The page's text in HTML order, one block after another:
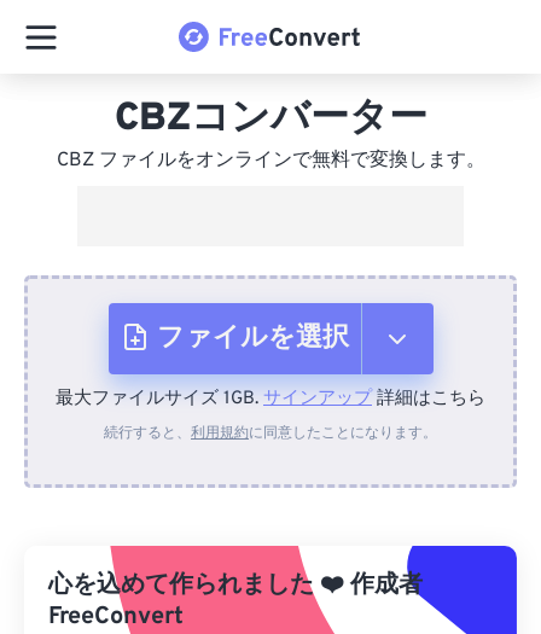
CBZコンバーター
CBZ ファイルをオンラインで無料で変換します。
ファイルを選択
デバイスから
Googleドライブから
最大ファイルサイズ 1GB. サインアップ詳細はこちら
続行すると、 利用規約に同意したことになります。
心を込めて作られました ❤️作成者
FreeConvert